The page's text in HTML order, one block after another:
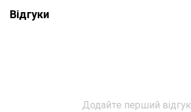
Відгуки
Додайте перший відгук